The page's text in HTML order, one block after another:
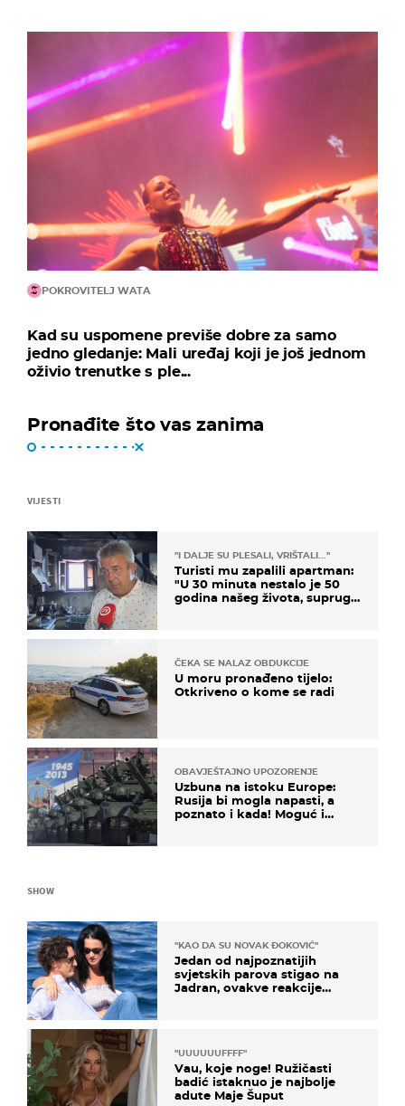
POKROVITELJ WATA
Kad su uspomene previše dobre za samo
jedno gledanje: Mali uređaj koji je još jednom
oživio trenutke s ple...
Pronađite što vas zanima
VIJESTI
"I DALJE SU PLESALI, VRIŠTALI..."
Turisti mu zapalili apartman:
"U 30 minuta nestalo je 50
godina našeg života, supruga
ČEKA SE NALAZ OBDUKCIJE
U moru pronađeno tijelo:
Otkriveno o kome se radi
OBAVJEŠTAJNO UPOZORENJE
Uzbuna na istoku Europe:
Rusija bi mogla napasti, a
poznato i kada! Moguć i
SHOW
"KAO DA SU NOVAK ĐOKOVIĆ"
Jedan od najpoznatijih
svjetskih parova stigao na
Jadran, ovakve reakcije
"UUUUUUFFFF"
Vau, koje noge! Ružičasti
badić istaknuo je najbolje
adute Maje Šuput